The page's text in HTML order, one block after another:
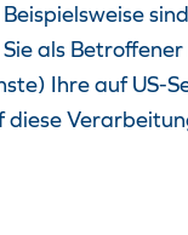
als
Ihre auf US-
diese